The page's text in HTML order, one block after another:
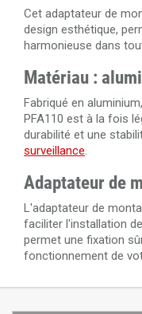
Cet adaptateur de
design esthétique,
harmonieuse dans
Matériau :
Fabriqué en
PFA110 est à la fois
durabilité et une
surveillance.
Adaptateur de
L'adaptateur de
faciliter l'installation
permet une fixation
fonctionnement de